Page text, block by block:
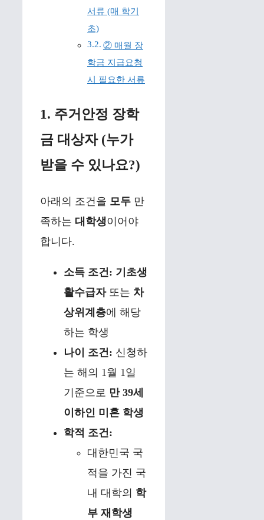
서류 (매 학기
초)
② 매월 장
학금 지급요청
시 필요한 서류
1. 주거안정 장학
금 대상자 (누가
받을 수 있나요?)
아래의 조건을 모두 만
족하는 대학생이어야
합니다.
소득 조건: 기초생
활수급자또는 차
상위계층에 해당
하는 학생
나이 조건: 신청하
는 해의 1월 1일
기준으로 만 39세
이하인 미혼 학생
학적 조건:
대한민국 국
적을 가진 국
내 대학의 학
부 재학생